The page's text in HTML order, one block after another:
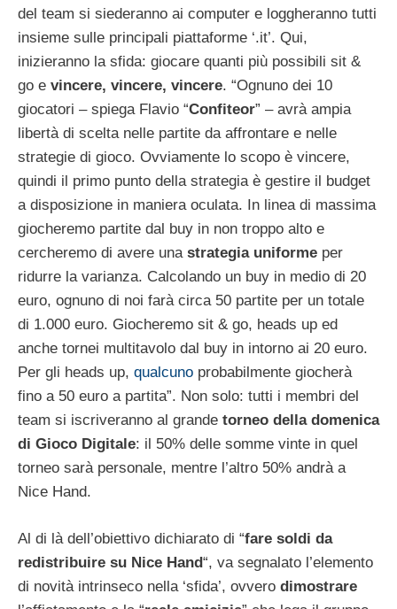
del team si siederanno ai computer e loggheranno tutti
insieme sulle principali piattaforme ‘.it’. Qui,
inizieranno la sfida: giocare quanti più possibili sit &
go e vincere, vincere, vincere. “Ognuno dei 10
giocatori – spiega Flavio “Confiteor” – avrà ampia
libertà di scelta nelle partite da affrontare e nelle
strategie di gioco. Ovviamente lo scopo è vincere,
quindi il primo punto della strategia è gestire il budget
a disposizione in maniera oculata. In linea di massima
giocheremo partite dal buy in non troppo alto e
cercheremo di avere una strategia uniforme per
ridurre la varianza. Calcolando un buy in medio di 20
euro, ognuno di noi farà circa 50 partite per un totale
di 1.000 euro. Giocheremo sit & go, heads up ed
anche tornei multitavolo dal buy in intorno ai 20 euro.
Per gli heads up, qualcuno probabilmente giocherà
fino a 50 euro a partita”. Non solo: tutti i membri del
team si iscriveranno al grande torneo della domenica
di Gioco Digitale: il 50% delle somme vinte in quel
torneo sarà personale, mentre l’altro 50% andrà a
Nice Hand.
Al di là dell’obiettivo dichiarato di “fare soldi da
redistribuire su Nice Hand“, va segnalato l’elemento
di novità intrinseco nella ‘sfida’, ovvero dimostrare